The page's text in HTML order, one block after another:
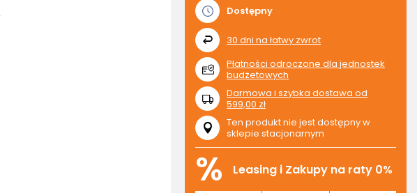
Dostępny
30 dni na łatwy zwrot
Płatności odroczone dla jednostek
budżetowych
Darmowa i szybka dostawa od
599,00 zł
Ten produkt nie jest dostępny w
sklepie stacjonarnym
% Leasing i Zakupy na raty 0%